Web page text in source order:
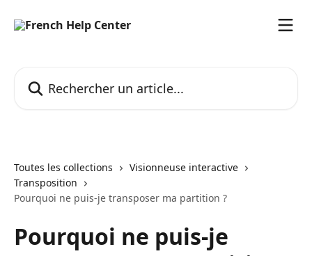
Toutes les collections
Visionneuse interactive
Transposition
Pourquoi ne puis-je transposer ma partition ?
Pourquoi ne puis-je